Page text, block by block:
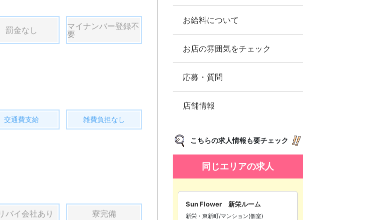
罰金なし
マイナンバー登録不
要
交通費支給 雑費負担なし
バイ会社あり 寮完備
お給料について
お店の雰囲気をチェック
応募・質問
店舗情報
こちらの求人情報も要チェック
同じエリアの求人
Sun Flower 新栄ルーム
新栄・東新町/マンション(個室)